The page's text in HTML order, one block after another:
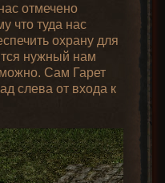
отмечено
что туда нас
охрану для
нужный нам
Сам Гарет
слева от входа к